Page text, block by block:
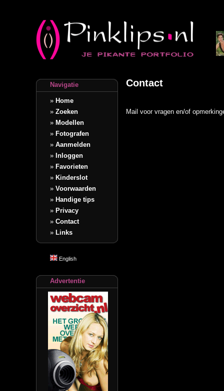
Navigatie
» Home
» Zoeken
» Modellen
» Fotografen
» Aanmelden
» Inloggen
» Favorieten
» Kinderslot
» Voorwaarden
» Handige tips
» Privacy
» Contact
» Links
English
Advertentie
Contact
Mail voor vragen en/of